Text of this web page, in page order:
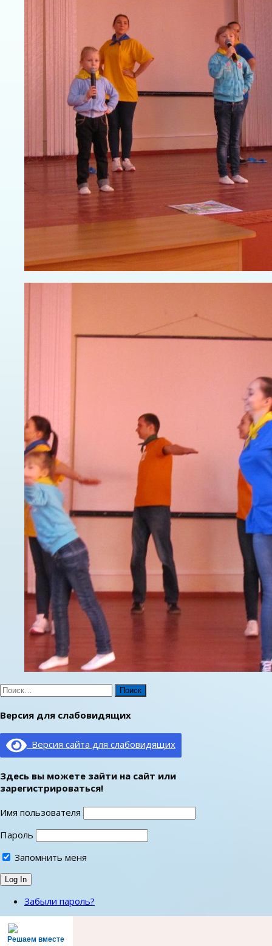
Найти:
Версия для слабовидящих
Версия сайта для слабовидящих
Здесь вы можете зайти на сайт или
зарегистрироваться!
Имя пользователя
Пароль
Запомнить меня
Забыли пароль?
Решаем вместе